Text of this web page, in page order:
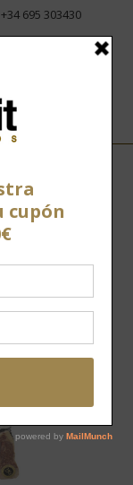
+34 695 303430